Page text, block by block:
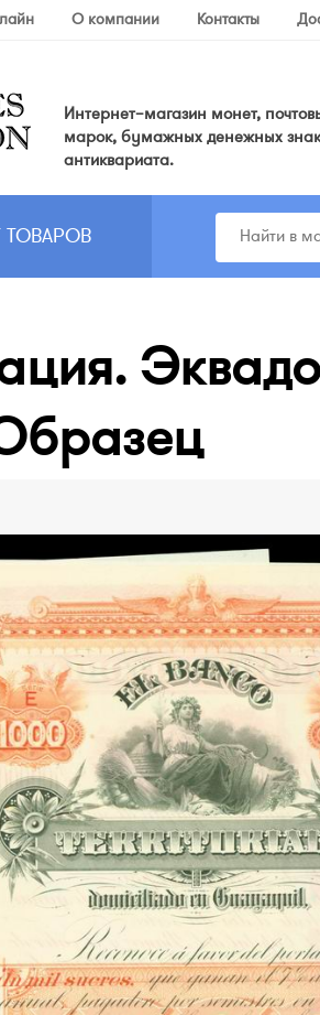
О компании Контакты
Интернет–магазин монет,
марок, бумажных денежных
антиквариата.
ТОВАРОВ